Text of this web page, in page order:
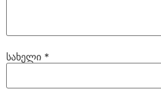
სახელი *